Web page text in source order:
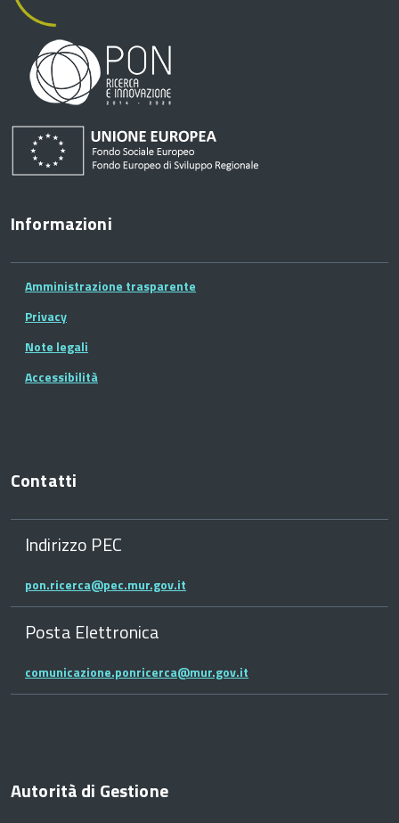
Informazioni
Amministrazione trasparente
Privacy
Note legali
Accessibilità
Contatti
Indirizzo PEC
pon.ricerca@pec.mur.gov.it
Posta Elettronica
comunicazione.ponricerca@mur.gov.it
Autorità di Gestione